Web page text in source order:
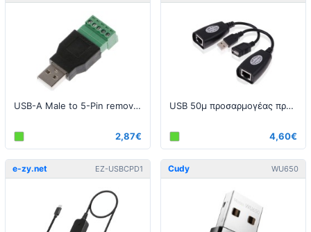
USB-A Male to 5-Pin removable terminal connector
2,87€
USB 50μ προσαρμογέας προέκτασης - Ζεύγος
4,60€
e-zy.net EZ-USBCPD1 Cudy WU650